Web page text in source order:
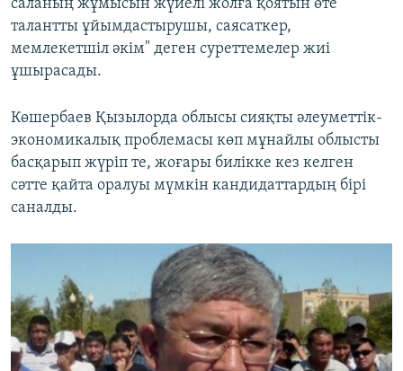
саланың жұмысын жүйелі жолға қоятын өте
талантты ұйымдастырушы, саясаткер,
мемлекетшіл әкім" деген суреттемелер жиі
ұшырасады.
Көшербаев Қызылорда облысы сияқты әлеуметтік-
экономикалық проблемасы көп мұнайлы облысты
басқарып жүріп те, жоғары билікке кез келген
сәтте қайта оралуы мүмкін кандидаттардың бірі
саналды.